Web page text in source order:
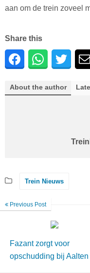
aan om de trein zoveel
Share this
About the author
Trein Nieuws
Previous Post
Fazant zorgt voor
opschudding bij Aalten